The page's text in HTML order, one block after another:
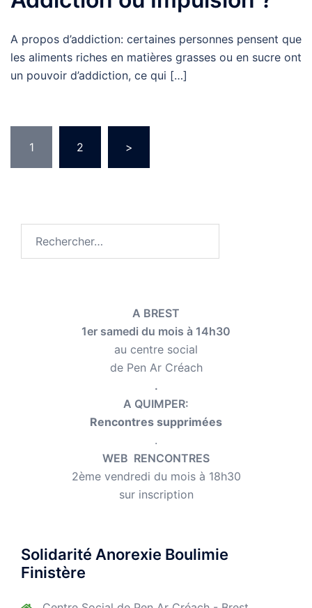
A propos d’addiction: certaines personnes pensent que
les aliments riches en matières grasses ou en sucre ont
un pouvoir d’addiction, ce qui […]
des
publications
1 2 >
A BREST
1er samedi du mois à 14h30
au centre social
de Pen Ar Créach
.
A QUIMPER:
Rencontres supprimées
.
WEB RENCONTRES
2ème vendredi du mois à 18h30
sur inscription
Solidarité Anorexie Boulimie
Finistère